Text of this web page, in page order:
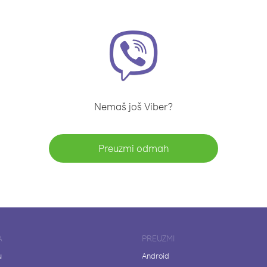
Nemaš još Viber?
Preuzmi odmah
PREUZMI
Android